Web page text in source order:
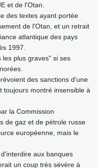
et de l'Otan.
des textes ayant portée
de l'Otan, et un retrait
atlantique des pays
1997.
les plus graves" si ses
des sanctions d'une
toujours montré insensible à
la Commission
de gaz et de pétrole russe
européenne, mais le
aux banques
un coup très sévère à